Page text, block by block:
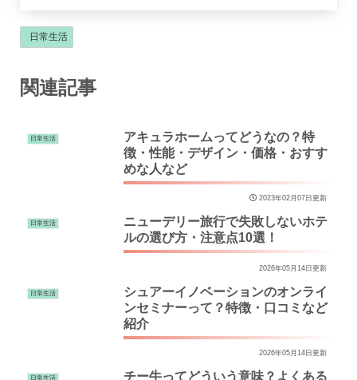
日常生活
関連記事
日常生活
アキュラホームってどうなの？特
徴・性能・デザイン・価格・おすす
めな人など
2023年02月07日更新
日常生活
ニューデリー旅行で失敗しないホテ
ルの選び方・注意点10選！
2026年05月14日更新
日常生活
シュアーイノベーションのオンライ
ンセミナーって？特徴・口コミなど
紹介
2026年05月14日更新
日常生活 チー牛ってどういう意味？よくある